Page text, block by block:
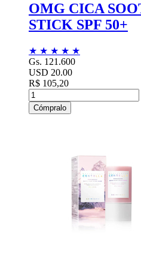
OMG CICA
STICK SPF 50+
★ ★ ★ ★ ★
Gs. 121.600
USD 20.00
R$ 105,20
Cómpralo